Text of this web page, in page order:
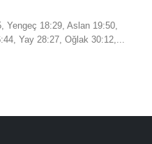
Yengeç 18:29, Aslan 19:50,
Yay 28:27, Oğlak 30:12,...